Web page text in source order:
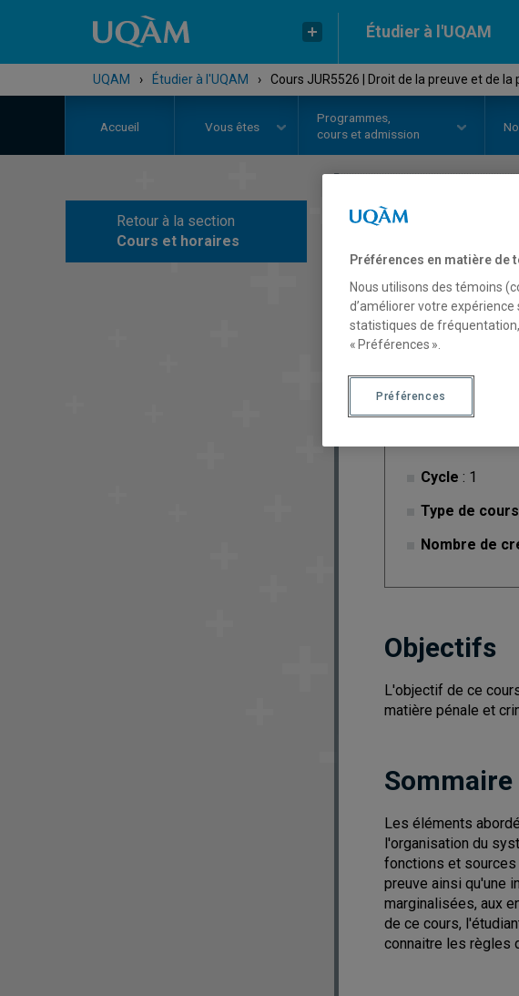
Étudier à l'UQAM
UQAM › Étudier à l'UQAM › Cours JUR5526 | Droit de la preuve et de la
Accueil Vous êtes
Programmes,
cours et admission
Retour à la section
Cours et horaires
Description
Cycle : 1
Type de cours
Nombre de
Objectifs
L'objectif de ce
matière pénale et
Les éléments
l'organisation du
fonctions et sources
preuve ainsi qu'une
marginalisées, aux
de ce cours,
connaitre les règles
Préférences en matière de
Nous utilisons des témoins
d’améliorer votre expérience
statistiques de
« Préférences ».
Préférences